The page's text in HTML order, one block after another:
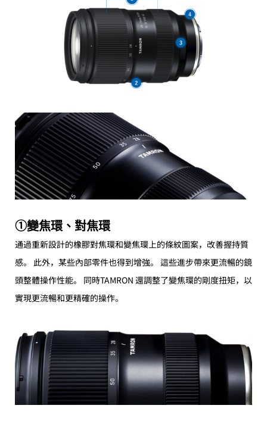
①變焦環、對焦環
通過重新設計的橡膠對焦環和變焦環上的條紋圖案，改善握持質
感。 此外，某些內部零件也得到增強。 這些進步帶來更流暢的鏡
頭整體操作性能。 同時TAMRON 還調整了變焦環的剛度扭矩，以
實現更流暢和更精確的操作。